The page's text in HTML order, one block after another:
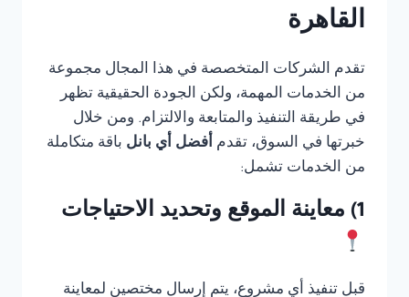
القاهرة
تقدم الشركات المتخصصة في هذا المجال مجموعة
من الخدمات المهمة، ولكن الجودة الحقيقية تظهر
في طريقة التنفيذ والمتابعة والالتزام. ومن خلال
خبرتها في السوق، تقدم أفضل أي بانل باقة متكاملة
من الخدمات تشمل:
1) معاينة الموقع وتحديد الاحتياجات
قبل تنفيذ أي مشروع، يتم إرسال مختصين لمعاينة